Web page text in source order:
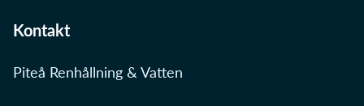
Kontakt
Piteå Renhållning & Vatten